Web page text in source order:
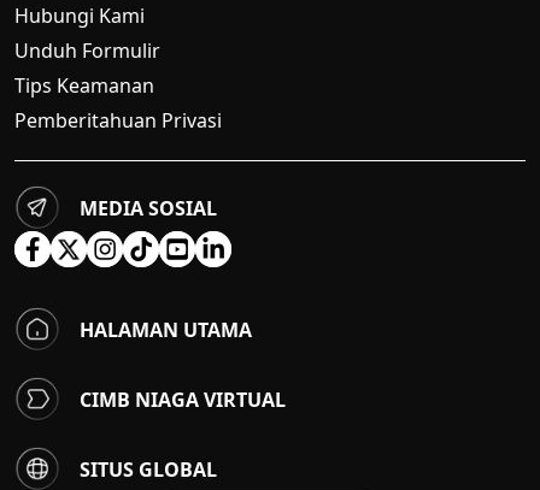
Hubungi Kami
Unduh Formulir
Tips Keamanan
Pemberitahuan Privasi
MEDIA SOSIAL
HALAMAN UTAMA
CIMB NIAGA VIRTUAL
SITUS GLOBAL